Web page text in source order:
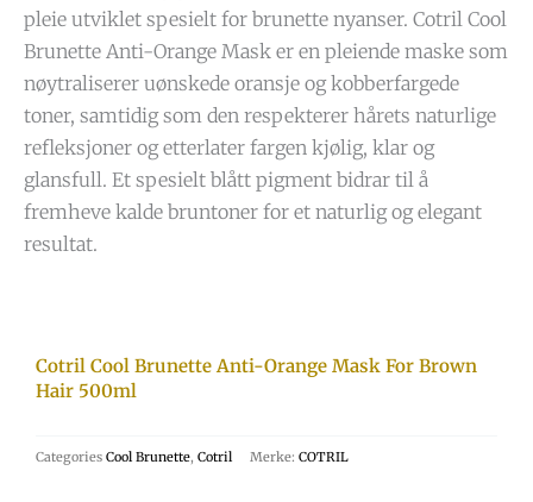
pleie utviklet spesielt for brunette nyanser. Cotril Cool
Brunette Anti-Orange Mask er en pleiende maske som
nøytraliserer uønskede oransje og kobberfargede
toner, samtidig som den respekterer hårets naturlige
refleksjoner og etterlater fargen kjølig, klar og
glansfull. Et spesielt blått pigment bidrar til å
fremheve kalde bruntoner for et naturlig og elegant
resultat.
Cotril Cool Brunette Anti-Orange Mask For Brown
Hair 500ml
Categories Cool Brunette, Cotril Merke: COTRIL